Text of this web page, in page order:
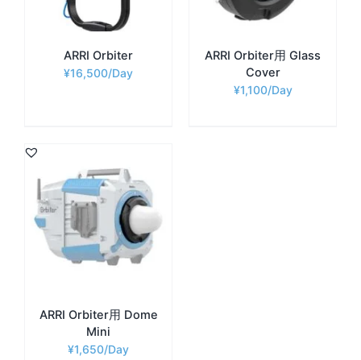
ARRI Orbiter
¥16,500
ARRI Orbiter用 Glass
Cover
¥1,100
ARRI Orbiter用 Dome
Mini
¥1,650